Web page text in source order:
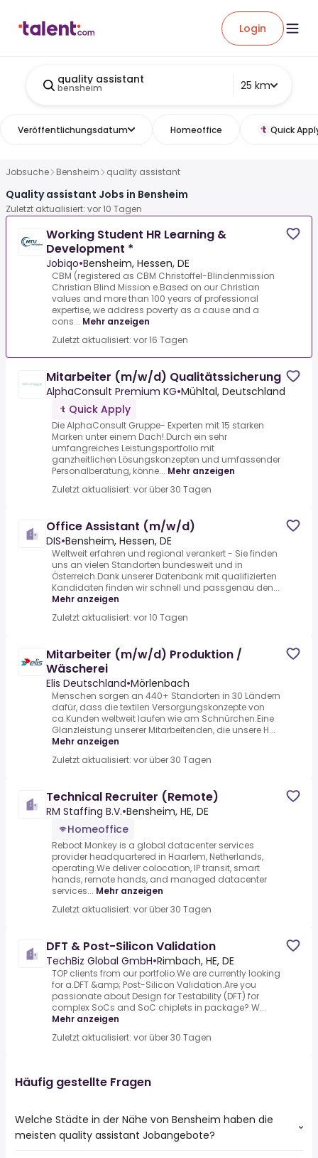
Login
quality assistant
bensheim 25 km
Veröffentlichungsdatum Homeoffice Quick
Jobsuche Bensheim quality assistant
Quality assistant Jobs in Bensheim
Zuletzt aktualisiert: vor 10 Tagen
Working Student HR Learning &
Development *
Jobiqo•Bensheim, Hessen, DE
CBM (registered as CBM Christoffel-Blindenmission
Christian Blind Mission e.Based on our Christian
values and more than 100 years of professional
expertise, we address poverty as a cause and a
cons... Mehr anzeigen
Zuletzt aktualisiert: vor 16 Tagen
Mitarbeiter (m/w/d) Qualitätssicherung
AlphaConsult Premium KG•Mühltal, Deutschland
Quick Apply
Die AlphaConsult Gruppe- Experten mit 15 starken
Marken unter einem Dach!.Durch ein sehr
umfangreiches Leistungsportfolio mit
ganzheitlichen Lösungskonzepten und umfassender
Personalberatung, könne... Mehr anzeigen
Zuletzt aktualisiert: vor über 30 Tagen
Office Assistant (m/w/d)
DIS•Bensheim, Hessen, DE
Weltweit erfahren und regional verankert - Sie finden
uns an vielen Standorten bundesweit und in
Österreich.Dank unserer Datenbank mit qualifizierten
Kandidaten finden wir schnell und passgenau den...
Mehr anzeigen
Zuletzt aktualisiert: vor 10 Tagen
Mitarbeiter (m/w/d) Produktion /
Wäscherei
Elis Deutschland•Mörlenbach
Menschen sorgen an 440+ Standorten in 30 Ländern
dafür, dass die textilen Versorgungskonzepte von
ca.Kunden weltweit laufen wie am Schnürchen.Eine
Glanzleistung unserer Mitarbeitenden, die unsere H...
Mehr anzeigen
Zuletzt aktualisiert: vor über 30 Tagen
Technical Recruiter (Remote)
RM Staffing B.V.•Bensheim, HE, DE
Homeoffice
Reboot Monkey is a global datacenter services
provider headquartered in Haarlem, Netherlands,
operating.We deliver colocation, IP transit, smart
hands, remote hands, and managed datacenter
services... Mehr anzeigen
Zuletzt aktualisiert: vor über 30 Tagen
DFT & Post-Silicon Validation
TechBiz Global GmbH•Rimbach, HE, DE
TOP clients from our portfolio.We are currently looking
for a.DFT &amp; Post-Silicon Validation.Are you
passionate about Design for Testability (DFT) for
complex SoCs and SoC chiplets in package? W...
Mehr anzeigen
Zuletzt aktualisiert: vor über 30 Tagen
Häufig gestellte Fragen
Welche Städte in der Nähe von Bensheim haben die
meisten quality assistant Jobangebote?